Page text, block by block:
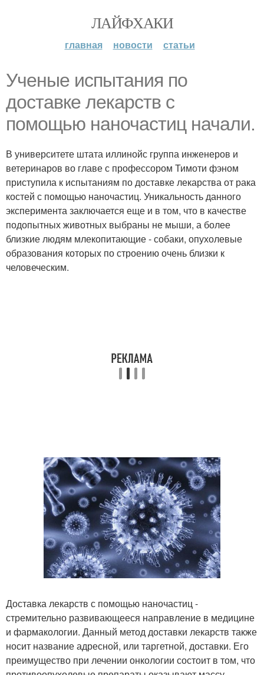
ЛАЙФХАКИ
главная новости статьи
Ученые испытания по
доставке лекарств с
помощью наночастиц начали.
В университете штата иллинойс группа инженеров и
ветеринаров во главе с профессором Тимоти фэном
приступила к испытаниям по доставке лекарства от рака
костей с помощью наночастиц. Уникальность данного
эксперимента заключается еще и в том, что в качестве
подопытных животных выбраны не мыши, а более
близкие людям млекопитающие - собаки, опухолевые
образования которых по строению очень близки к
человеческим.
Доставка лекарств с помощью наночастиц -
стремительно развивающееся направление в медицине
и фармакологии. Данный метод доставки лекарств также
носит название адресной, или таргетной, доставки. Его
преимущество при лечении онкологии состоит в том, что